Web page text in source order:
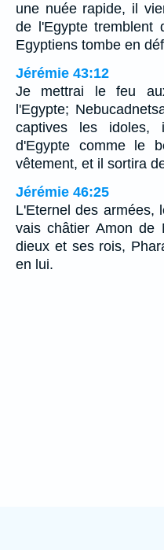
une nuée rapide, il
de l'Egypte tremblent
Egyptiens tombe en
Jérémie 43:12
Je mettrai le feu
l'Egypte;
captives les idoles,
d'Egypte comme le
vêtement, et il sortira
Jérémie 46:25
L'Eternel des armées,
vais châtier Amon de
dieux et ses rois,
en lui.